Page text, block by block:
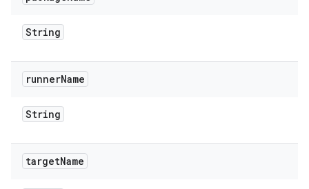
String
runnerName
String
targetName